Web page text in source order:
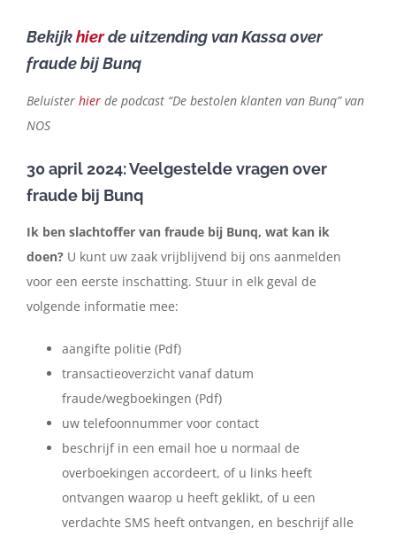
Bekijkhierde uitzending van Kassa over
fraude bij Bunq
Beluister hier de podcast “De bestolen klanten van Bunq” van
NOS
30 april 2024: Veelgestelde vragen over
fraude bij Bunq
Ik ben slachtoffer van fraude bij Bunq, wat kan ik
doen? U kunt uw zaak vrijblijvend bij ons aanmelden
voor een eerste inschatting. Stuur in elk geval de
volgende informatie mee:
aangifte politie (Pdf)
transactieoverzicht vanaf datum
fraude/wegboekingen (Pdf)
uw telefoonnummer voor contact
beschrijf in een email hoe u normaal de
overboekingen accordeert, of u links heeft
ontvangen waarop u heeft geklikt, of u een
verdachte SMS heeft ontvangen, en beschrijf alle